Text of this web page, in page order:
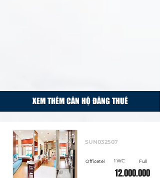
XEM THÊM CĂN HỘ ĐĂNG THUÊ
SUN032507
Officetel 1 WC Full
12.000.000